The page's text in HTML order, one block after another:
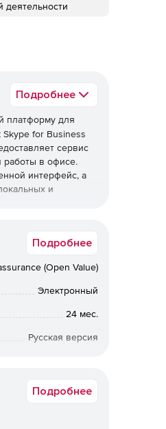
деятельности
Подробнее
платформу для
for Business
сервис
работы в офисе.
интерфейс, а
и
конференции,
позволяя
также с
Подробнее
(Open Value)
Электронный
24 мес.
Русская версия
Подробнее